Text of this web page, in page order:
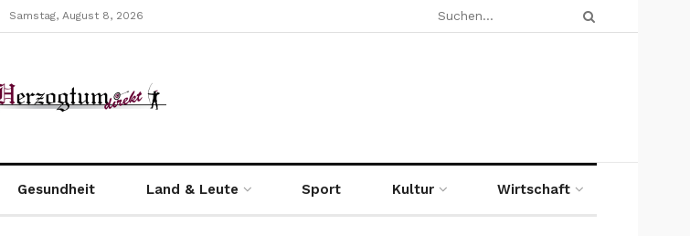
Samstag, August 8, 2026
Gesundheit Land & Leute Sport Kultur Wirtschaft